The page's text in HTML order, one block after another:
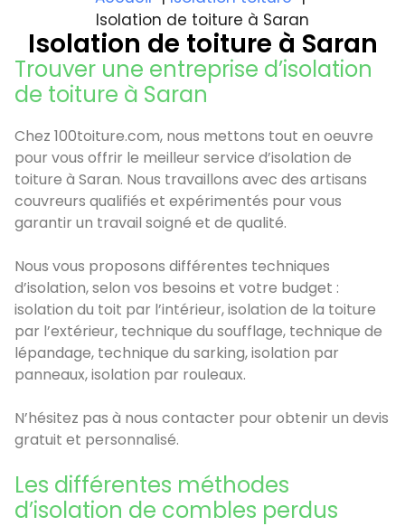
Isolation de toiture à Saran
Isolation de toiture à Saran
Trouver une entreprise d’isolation
de toiture à Saran
Chez 100toiture.com, nous mettons tout en oeuvre
pour vous offrir le meilleur service d’isolation de
toiture à Saran. Nous travaillons avec des artisans
couvreurs qualifiés et expérimentés pour vous
garantir un travail soigné et de qualité.
Nous vous proposons différentes techniques
d’isolation, selon vos besoins et votre budget :
isolation du toit par l’intérieur, isolation de la toiture
par l’extérieur, technique du soufflage, technique de
lépandage, technique du sarking, isolation par
panneaux, isolation par rouleaux.
N’hésitez pas à nous contacter pour obtenir un devis
gratuit et personnalisé.
Les différentes méthodes
d’isolation de combles perdus